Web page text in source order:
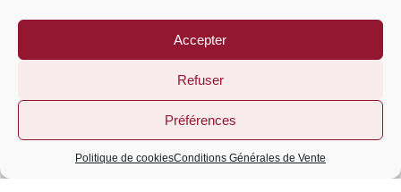
Accepter
Refuser
Préférences
Politique de cookiesConditions Générales de Vente
Conditions Générales de Vente - Mentions Légales